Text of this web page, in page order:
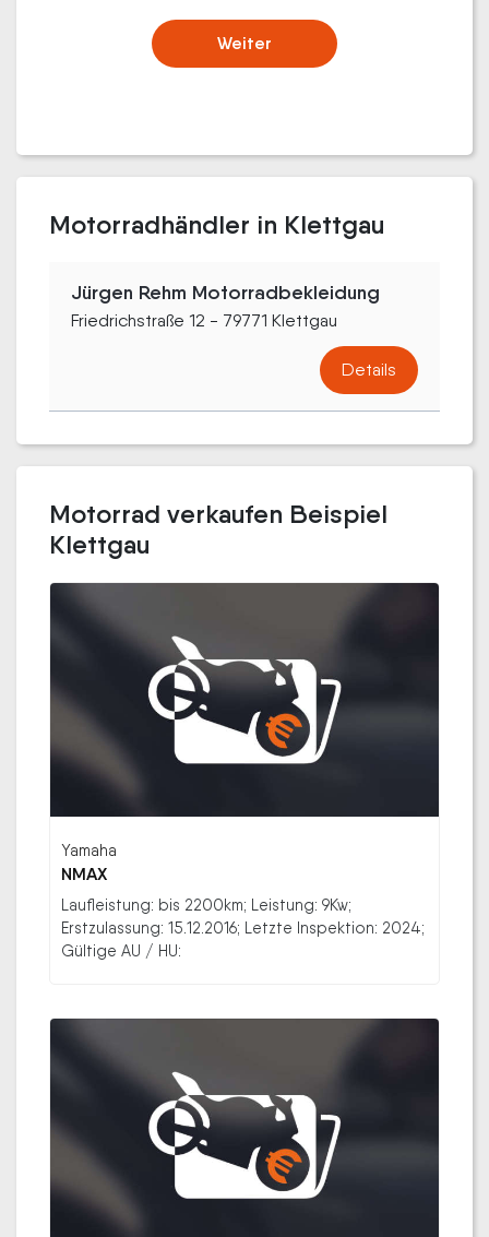
Weiter
Motorradhändler in Klettgau
Jürgen Rehm Motorradbekleidung
Friedrichstraße 12 - 79771 Klettgau
Details
Motorrad verkaufen Beispiel
Klettgau
Yamaha
NMAX
Laufleistung: bis 2200km; Leistung: 9Kw;
Erstzulassung: 15.12.2016; Letzte Inspektion: 2024;
Gültige AU / HU: